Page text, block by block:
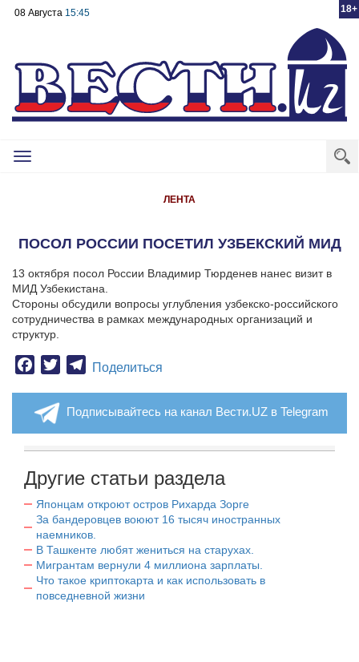
18+
08 Августа 15:45
Toggle
ЛЕНТА
ПОСОЛ РОССИИ ПОСЕТИЛ УЗБЕКСКИЙ МИД
13 октября посол России Владимир Тюрденев нанес визит в
МИД Узбекистана.
Стороны обсудили вопросы углубления узбекско-российского
сотрудничества в рамках международных организаций и
структур.
Facebook
TwitterTelegram
Поделиться
Подписывайтесь на канал Вести.UZ в Telegram
Другие статьи раздела
Японцам откроют остров Рихарда Зорге
За бандеровцев воюют 16 тысяч иностранных
наемников.
В Ташкенте любят жениться на старухах.
Мигрантам вернули 4 миллиона зарплаты.
Что такое криптокарта и как использовать в
повседневной жизни